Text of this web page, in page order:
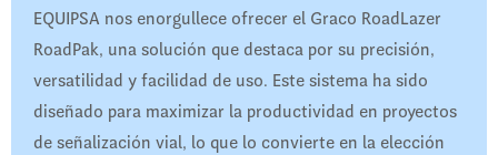
EQUIPSA nos enorgullece ofrecer el Graco RoadLazer
RoadPak, una solución que destaca por su precisión,
versatilidad y facilidad de uso. Este sistema ha sido
diseñado para maximizar la productividad en proyectos
de señalización vial, lo que lo convierte en la elección